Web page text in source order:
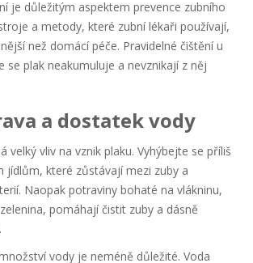
je důležitým aspektem prevence zubního
a metody, které zubní lékaři používají,
než domácí péče. Pravidelné čištění u
se plak neakumuluje a nevznikají z něj
a dostatek vody
velký vliv na vznik plaku. Vyhýbejte se příliš
jídlům, které zůstávají mezi zuby a
Naopak potraviny bohaté na vlákninu,
pomáhají čistit zuby a dásně
vody je neméně důležité. Voda